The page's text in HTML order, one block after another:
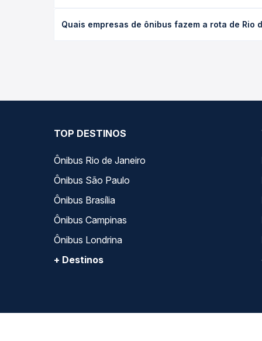
empresa, o tipo de poltrona e a antecedência da
Quais empresas de ônibus fazem a rota de Rio
TOP DESTINOS
Ônibus Rio de Janeiro
Ônibus São Paulo
Ônibus Brasília
Ônibus Campinas
Ônibus Londrina
+ Destinos